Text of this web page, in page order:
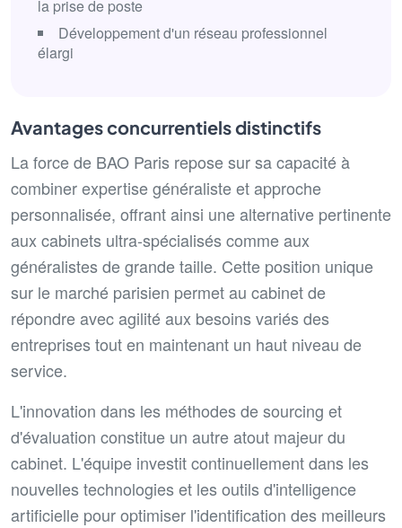
la prise de poste
Développement d'un réseau professionnel
élargi
Avantages concurrentiels distinctifs
La force de BAO Paris repose sur sa capacité à
combiner expertise généraliste et approche
personnalisée, offrant ainsi une alternative pertinente
aux cabinets ultra-spécialisés comme aux
généralistes de grande taille. Cette position unique
sur le marché parisien permet au cabinet de
répondre avec agilité aux besoins variés des
entreprises tout en maintenant un haut niveau de
service.
L'innovation dans les méthodes de sourcing et
d'évaluation constitue un autre atout majeur du
cabinet. L'équipe investit continuellement dans les
nouvelles technologies et les outils d'intelligence
artificielle pour optimiser l'identification des meilleurs